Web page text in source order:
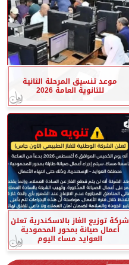
موعد تنسيق المرحلة الثانية
للثانوية العامة 2026
شركة توزيع الغاز بالاسكندرية تعلن
أعمال صيانة بمحور المحمودية
العوايد مساء اليوم